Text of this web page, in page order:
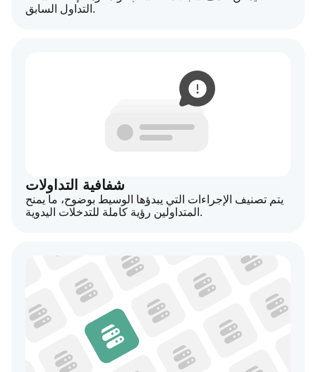
التداول السابق.
شفافية التداولات
يتم تصنيف الإجراءات التي يبدؤها الوسيط بوضوح، ما يمنح
المتداولين رؤية كاملة للتدخلات اليدوية.